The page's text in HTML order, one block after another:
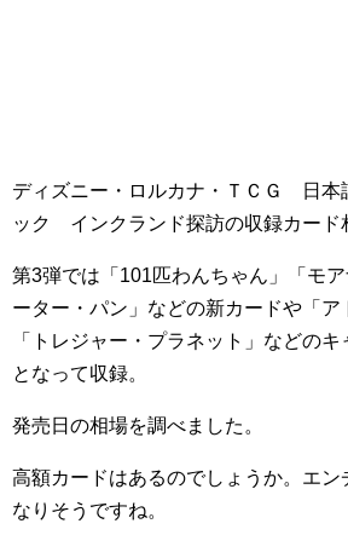
ディズニー・ロルカナ・ＴＣＧ 日
ック インクランド探訪の収録カード
第3弾では「101匹わんちゃん」「モ
ーター・パン」などの新カードや「ア
「トレジャー・プラネット」などの
となって収録。
発売日の相場を調べました。
高額カードはあるのでしょうか。エン
なりそうですね。